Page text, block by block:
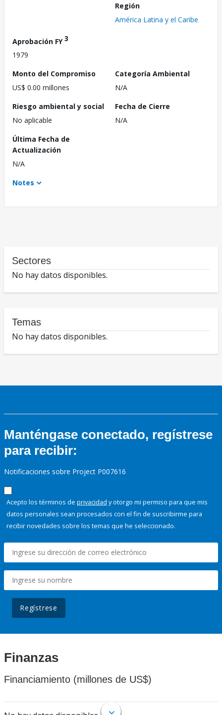
Región
América Latina y el Caribe
Aprobación FY3
1979
Monto del Compromiso
US$ 0.00 millones
Categoría Ambiental
N/A
Riesgo ambiental y social
No aplicable
Fecha de Cierre
N/A
Última Fecha de
Actualización
N/A
Notes
Sectores
No hay datos disponibles.
Temas
No hay datos disponibles.
Manténgase conectado, regístrese
para recibir:
Notificaciones sobre Project P007616
Acepto los términos de privacidad y otorgo mi permiso para que mis
datos personales sean procesados con el fin de suscribirme para
recibir novedades sobre los temas que he seleccionado.
Regístrese
Finanzas
Financiamiento (millones de US$)